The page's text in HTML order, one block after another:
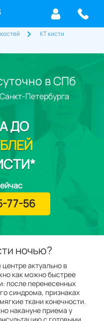
КТ кисти
в СПб
ночью?
актуально в
как можно быстрее
после перенесенных
синдрома, признаках
ткани конечности.
накануне приема у
Петербурга
ДО
77-56